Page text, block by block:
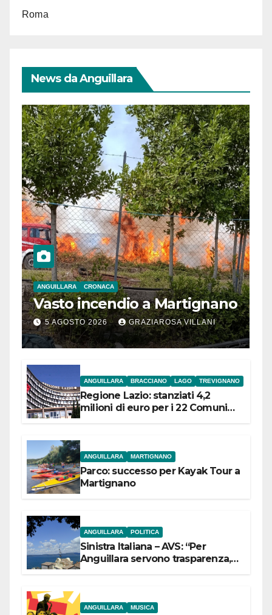
Roma
News da Anguillara
ANGUILLARA CRONACA
Vasto incendio a Martignano
5 AGOSTO 2026 GRAZIAROSA VILLANI
ANGUILLARA BRACCIANO LAGO TREVIGNANO
Regione Lazio: stanziati 4,2
milioni di euro per i 22 Comuni
ANGUILLARA MARTIGNANO
Parco: successo per Kayak Tour a
Martignano
ANGUILLARA POLITICA
Sinistra Italiana – AVS: “Per
Anguillara servono trasparenza,
ANGUILLARA MUSICA